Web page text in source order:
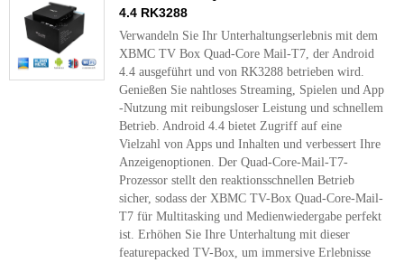
4.4 RK3288
Verwandeln Sie Ihr Unterhaltungserlebnis mit dem
XBMC TV Box Quad-Core Mail-T7, der Android
4.4 ausgeführt und von RK3288 betrieben wird.
Genießen Sie nahtloses Streaming, Spielen und App
-Nutzung mit reibungsloser Leistung und schnellem
Betrieb. Android 4.4 bietet Zugriff auf eine
Vielzahl von Apps und Inhalten und verbessert Ihre
Anzeigenoptionen. Der Quad-Core-Mail-T7-
Prozessor stellt den reaktionsschnellen Betrieb
sicher, sodass der XBMC TV-Box Quad-Core-Mail-
T7 für Multitasking und Medienwiedergabe perfekt
ist. Erhöhen Sie Ihre Unterhaltung mit dieser
featurepacked TV-Box, um immersive Erlebnisse